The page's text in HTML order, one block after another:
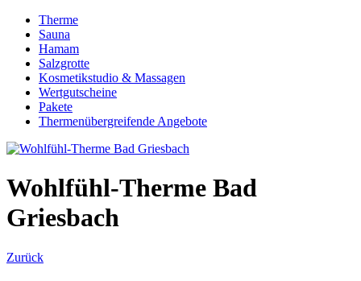
Therme
Sauna
Hamam
Salzgrotte
Kosmetikstudio & Massagen
Wertgutscheine
Pakete
Thermenübergreifende Angebote
Wohlfühl-Therme Bad
Griesbach
Zurück